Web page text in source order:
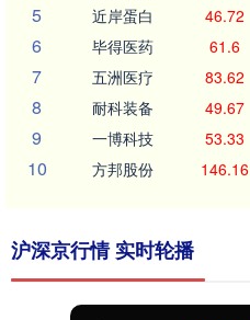
5 近岸蛋白 46.72
6 毕得医药 61.6
7 五洲医疗 83.62
8 耐科装备 49.67
9 一博科技 53.33
10 方邦股份 146.16
沪深京行情 实时轮播